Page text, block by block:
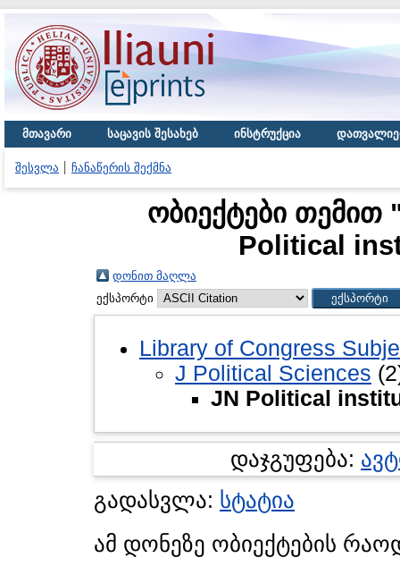
მთავარი საცავის შესახებ ინსტრუქცია
შესვლა ჩანაწერის შექმნა
ობიექტები თემით
Political
დონით მაღლა
ექსპორტი
Library of Congress
J Political Sciences
JN Political
დაჯგუფება:
გადასვლა: სტატია
ამ დონეზე ობიექტების